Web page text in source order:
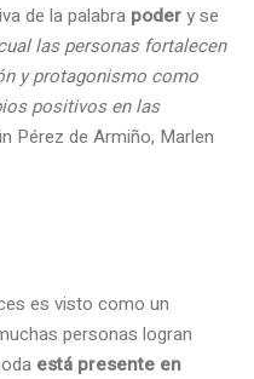
de la palabra podery se
las personas fortalecen
y protagonismo como
positivos en las
Pérez de Armiño, Marlen
es visto como un
personas logran
está presente en